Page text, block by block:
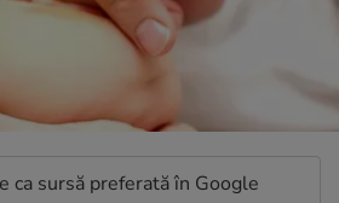
ca sursă preferată în Google